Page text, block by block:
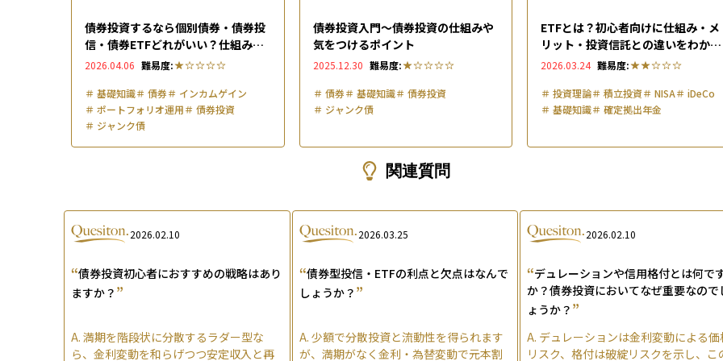
債券投資するなら個別債券・債券投
信・債券ETFどれがいい？仕組みと
メリット・デメリット徹底比較
2026.04.06 難易度:
＃ 基礎知識＃ 債券＃ インカムゲイン
＃ ポートフォリオ運用＃ 債券投資
＃ ジャンク債
債券投資入門～債券投資の仕組みや
気をつけるポイント
2025.12.30 難易度:
＃ 債券＃ 基礎知識＃ 債券投資
＃ ジャンク債
ETFとは？初心者向けに仕組み・メ
リット・投資信託との違いをわかり
やすく解説
2026.03.24 難易度:
＃投資理論＃積立投資＃NISA＃iDeCo
＃基礎知識＃確定拠出年金
関連質問
2026.02.10
“債券投資初心者におすすめの戦略はあり
ますか？ ”
A. 満期を階段状に分散するラダー型な
ら、金利変動を和らげつつ安定収入と再
2026.03.25
“債券型投信・ETFの利点と欠点はなんで
しょうか？ ”
A. 少額で分散投資と流動性を得られます
が、満期がなく金利・為替変動で元本割
2026.02.10
“デュレーションや信用格付とは何で
か？債券投資においてなぜ重要なので
ょうか？ ”
A. デュレーションは金利変動による価
リスク、格付は破綻リスクを示し、こ